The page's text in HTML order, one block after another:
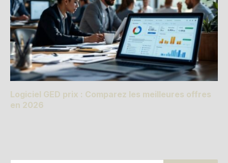
Logiciel GED prix : Comparez les meilleures offres
en 2026